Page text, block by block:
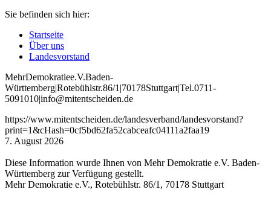
Sie befinden sich hier:
Startseite
Über uns
Landesvorstand
MehrDemokratiee.V.Baden-
Württemberg|Rotebühlstr.86/1 |70178Stuttgart|Tel.0711-
5091010|info@mitentscheiden.de
https://www.mitentscheiden.de/landesverband/landesvorstand?
print=1&cHash=0cf5bd62fa52cabceafc04111a2faa19
7. August 2026
Diese Information wurde Ihnen von Mehr Demokratie e.V. Baden-
Württemberg zur Verfügung gestellt.
Mehr Demokratie e.V., Rotebühlstr. 86/1, 70178 Stuttgart